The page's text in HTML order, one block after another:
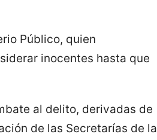
Público, quien
inocentes hasta que
al delito, derivadas de
de las Secretarías de la